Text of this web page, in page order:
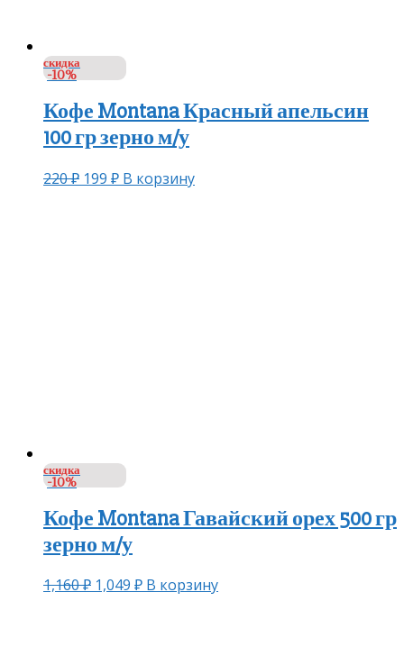
скидка
-10%
Кофе Montana Красный апельсин
100 гр зерно м/у
220₽ 199 ₽ В корзину
скидка
-10%
Кофе Montana Гавайский орех 500 гр
зерно м/у
1,160₽ 1,049 ₽ В корзину